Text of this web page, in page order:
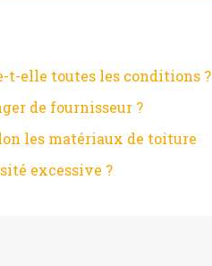
t-elle toutes les conditions ?
de fournisseur ?
les matériaux de toiture
excessive ?